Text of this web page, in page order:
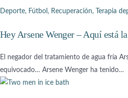
Deporte, Fútbol , Recuperación, Terapia
Hey Arsene Wenger – Aquí está
El negador del tratamiento de agua fría
equivocado… Arsene Wenger ha tenido…